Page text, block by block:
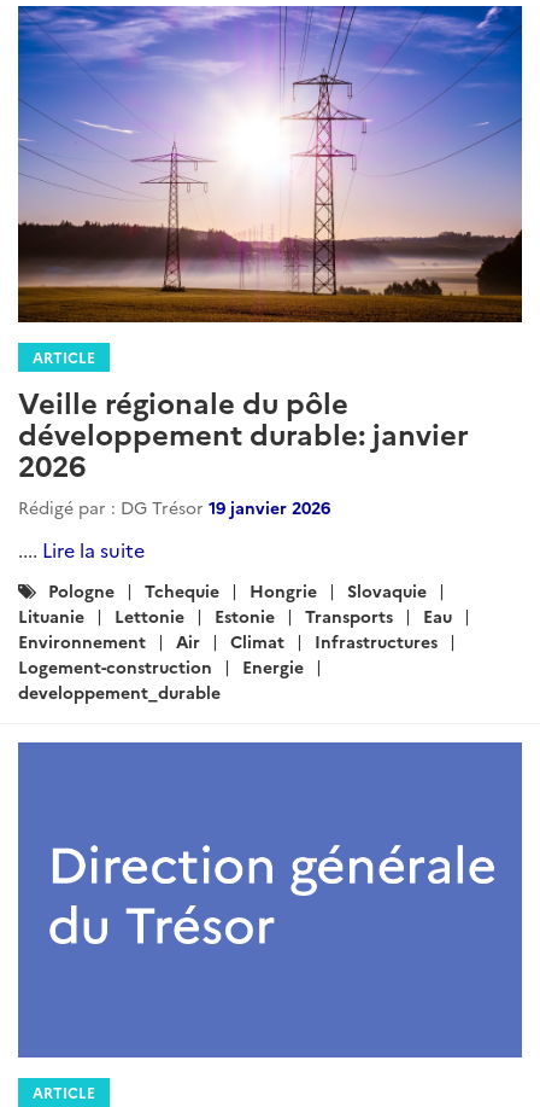
ARTICLE
Veille régionale du pôle
développement durable: janvier
2026
Rédigé par : DG Trésor 19 janvier 2026
.... Lire la suite
Catégories
:
Pologne Tchequie Hongrie
Slovaquie
Lituanie
Lettonie Estonie Transports
Eau
Environnement
Air Climat
Infrastructures
Logement-construction
Energie
developpement_durable
ARTICLE